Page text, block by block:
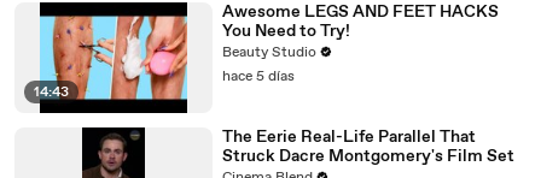
14:43
Awesome LEGS AND FEET HACKS
You Need to Try!
Beauty Studio
hace 5 días
The Eerie Real-Life Parallel That
Struck Dacre Montgomery's Film Set